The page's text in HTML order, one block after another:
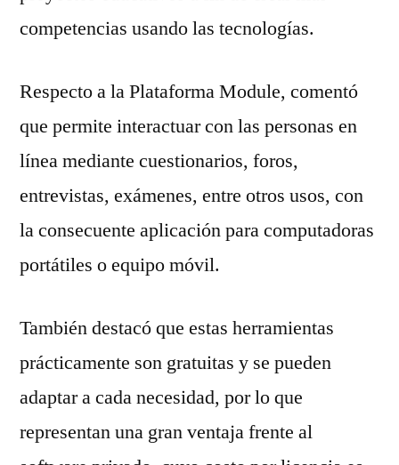
competencias usando las tecnologías.
Respecto a la Plataforma Module, comentó
que permite interactuar con las personas en
línea mediante cuestionarios, foros,
entrevistas, exámenes, entre otros usos, con
la consecuente aplicación para computadoras
portátiles o equipo móvil.
También destacó que estas herramientas
prácticamente son gratuitas y se pueden
adaptar a cada necesidad, por lo que
representan una gran ventaja frente al